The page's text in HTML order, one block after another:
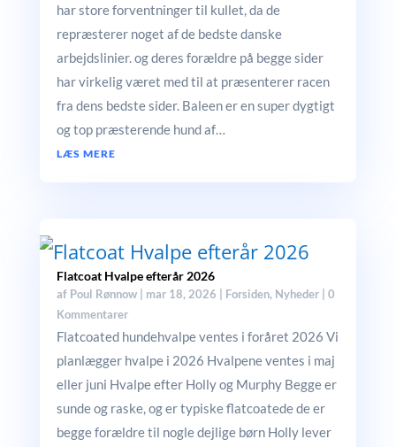
har store forventninger til kullet, da de
repræsterer noget af de bedste danske
arbejdslinier. og deres forældre på begge sider
har virkelig været med til at præsenterer racen
fra dens bedste sider. Baleen er en super dygtigt
og top præsterende hund af…
LÆS MERE
Flatcoat Hvalpe efterår 2026
af Poul Rønnow| mar 18, 2026 Forsiden, Nyheder| 0
Kommentarer
Flatcoated hundehvalpe ventes i foråret 2026 Vi
planlægger hvalpe i 2026 Hvalpene ventes i maj
eller juni Hvalpe efter Holly og Murphy Begge er
sunde og raske, og er typiske flatcoatede de er
begge forældre til nogle dejlige børn Holly lever